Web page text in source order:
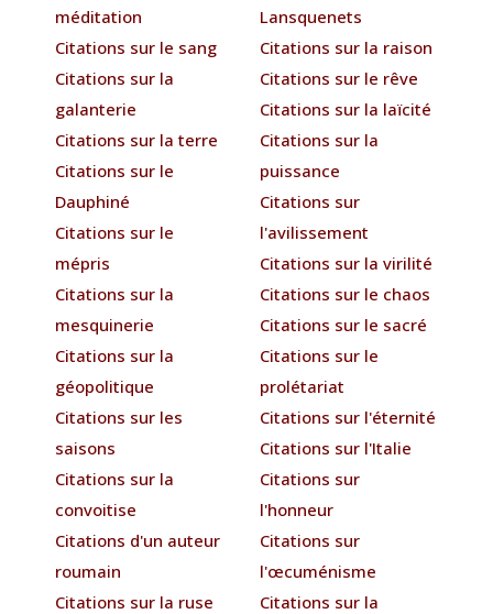
méditation
Citations sur le sang
Citations sur la
galanterie
Citations sur la terre
Citations sur le
Dauphiné
Citations sur le
mépris
Citations sur la
mesquinerie
Citations sur la
géopolitique
Citations sur les
saisons
Citations sur la
convoitise
Citations d'un auteur
roumain
Citations sur la ruse
Lansquenets
Citations sur la raison
Citations sur le rêve
Citations sur la laïcité
Citations sur la
puissance
Citations sur
l'avilissement
Citations sur la virilité
Citations sur le chaos
Citations sur le sacré
Citations sur le
prolétariat
Citations sur l'éternité
Citations sur l'Italie
Citations sur
l'honneur
Citations sur
l'œcuménisme
Citations sur la